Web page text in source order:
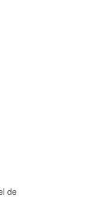
de